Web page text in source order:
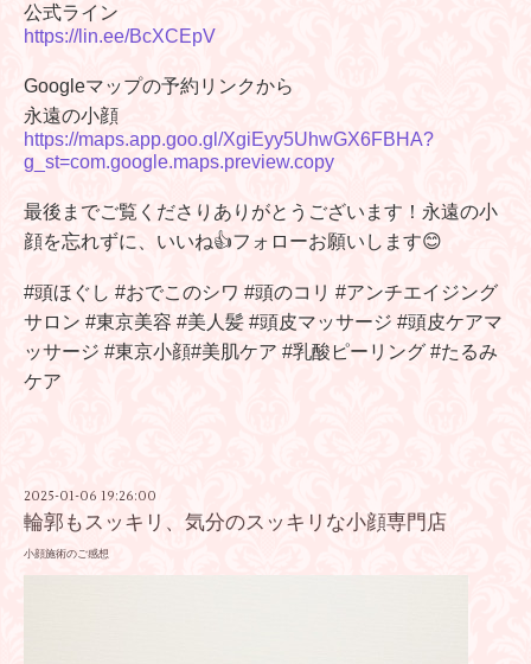
公式ライン
https://lin.ee/BcXCEpV
Googleマップの予約リンクから
永遠の小顔
https://maps.app.goo.gl/XgiEyy5UhwGX6FBHA?
g_st=com.google.maps.preview.copy
最後までご覧くださりありがとうございます！永遠の小
顔を忘れずに、いいね👍フォローお願いします😊
#頭ほぐし #おでこのシワ #頭のコリ #アンチエイジング
サロン #東京美容 #美人髪 #頭皮マッサージ #頭皮ケアマ
ッサージ #東京小顔#美肌ケア #乳酸ピーリング #たるみ
ケア
2025-01-06 19:26:00
輪郭もスッキリ、気分のスッキリな小顔専門店
小顔施術のご感想